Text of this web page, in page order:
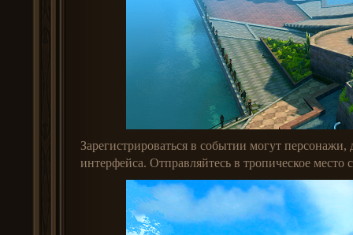
Зарегистрироваться в событии могут
интерфейса. Отправляйтесь в тропическое